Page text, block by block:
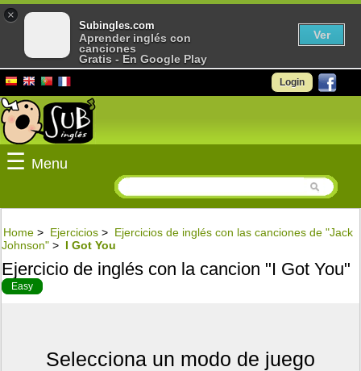
Login
☰ Menu
Home > Ejercicios > Ejercicios de inglés con las canciones de "Jack
Johnson" > I Got You
Ejercicio de inglés con la cancion "I Got You"
Easy
Selecciona un modo de juego
×
Subingles.com
Aprender inglés con
canciones
Gratis - En Google Play
Ver